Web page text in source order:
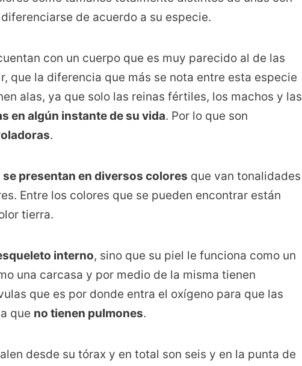
de acuerdo a su especie.
con un cuerpo que es muy parecido al de las
que la diferencia que más se nota entre esta especie
alas, ya que solo las reinas fértiles, los machos y las
en algún instante de su vida. Por lo que son
.
presentan en diversos colores que van tonalidades
Entre los colores que se pueden encontrar están
tierra.
interno, sino que su piel le funciona como un
una carcasa y por medio de la misma tienen
que es por donde entra el oxígeno para que las
que no tienen pulmones.
desde su tórax y en total son seis y en la punta de